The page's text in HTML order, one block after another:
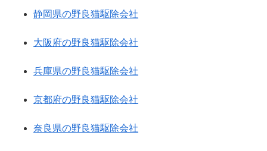
静岡県の野良猫駆除会社
大阪府の野良猫駆除会社
兵庫県の野良猫駆除会社
京都府の野良猫駆除会社
奈良県の野良猫駆除会社